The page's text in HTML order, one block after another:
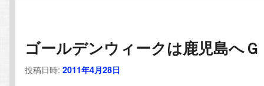
コ
ン
ン
テ
ゴールデンウィークは鹿児島へ
投稿日時:2011年4月28日